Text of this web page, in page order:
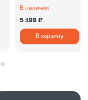
В наличии
5 199 ₽
В корзину